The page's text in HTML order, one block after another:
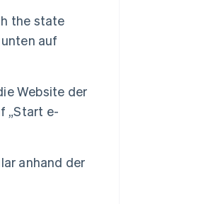
the state
auf
Website der
„Start e-
anhand der